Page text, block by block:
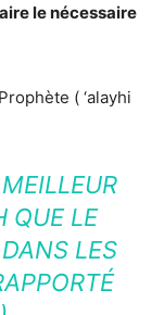
le nécessaire
( ‘alayhi
QUE LE
LES